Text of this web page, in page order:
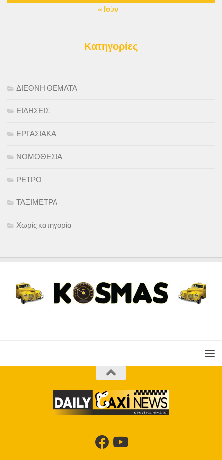
« Ιούν
Κατηγορίες
ΔΙΕΘΝΗ ΘΕΜΑΤΑ
ΕΙΔΗΣΕΙΣ
ΕΡΓΑΣΙΑΚΑ
ΝΟΜΟΘΕΣΙΑ
ΡΕΤΡΟ
ΤΑΞΙΜΕΤΡΑ
Χωρίς κατηγορία